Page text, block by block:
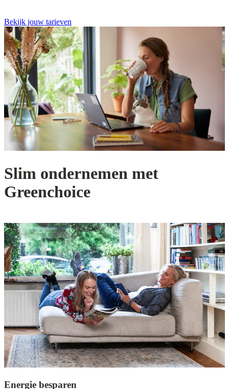
Bekijk jouw tarieven
Slim ondernemen met
Greenchoice
Energie besparen